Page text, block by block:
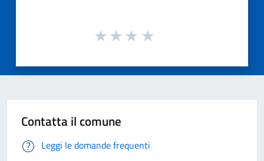
Contatta il comune
Leggi le domande frequenti